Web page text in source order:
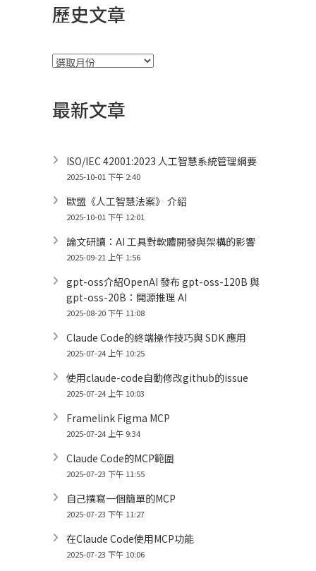
歷史文章
彙
最新文章
ISO/IEC 42001:2023 人工智慧系統管理綱要
2025-10-01 下午 2:40
歐盟《人工智慧法案》 介紹
2025-10-01 下午 12:01
論文研讀：AI 工具對軟體開發與架構的影響
2025-09-21 上午 1:56
gpt-oss介紹OpenAI 發布 gpt-oss-120B 與
gpt-oss-20B：開源推理 AI
2025-08-20 下午 11:08
Claude Code的終端操作技巧與 SDK 應用
2025-07-24 上午 10:25
使用claude-code自動修改github的issue
2025-07-24 上午 10:03
Framelink Figma MCP
2025-07-24 上午 9:34
Claude Code的MCP範圍
2025-07-23 下午 11:55
自己撰寫一個簡單的MCP
2025-07-23 下午 11:27
在Claude Code使用MCP功能
2025-07-23 下午 10:06